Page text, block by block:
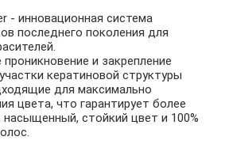
- инновационная система
последнего поколения для
и закрепление
кератиновой структуры
для максимально
цвета, что гарантирует более
стойкий цвет и 100%